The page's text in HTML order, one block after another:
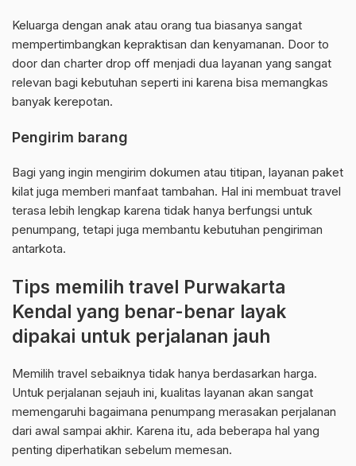
Keluarga dengan anak atau orang tua biasanya sangat
mempertimbangkan kepraktisan dan kenyamanan. Door to
door dan charter drop off menjadi dua layanan yang sangat
relevan bagi kebutuhan seperti ini karena bisa memangkas
banyak kerepotan.
Pengirim barang
Bagi yang ingin mengirim dokumen atau titipan, layanan paket
kilat juga memberi manfaat tambahan. Hal ini membuat travel
terasa lebih lengkap karena tidak hanya berfungsi untuk
penumpang, tetapi juga membantu kebutuhan pengiriman
antarkota.
Tips memilih travel Purwakarta
Kendal yang benar-benar layak
dipakai untuk perjalanan jauh
Memilih travel sebaiknya tidak hanya berdasarkan harga.
Untuk perjalanan sejauh ini, kualitas layanan akan sangat
memengaruhi bagaimana penumpang merasakan perjalanan
dari awal sampai akhir. Karena itu, ada beberapa hal yang
penting diperhatikan sebelum memesan.